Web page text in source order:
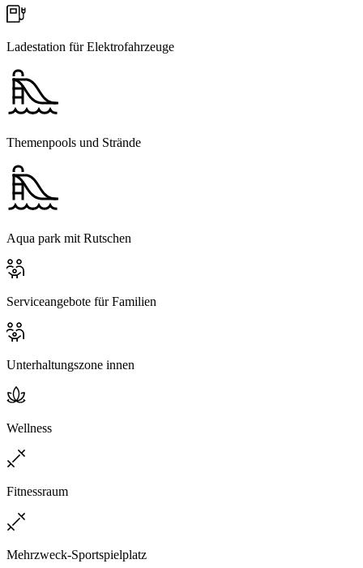
Ladestation für Elektrofahrzeuge
Themenpools und Strände
Aqua park mit Rutschen
Serviceangebote für Familien
Unterhaltungszone innen
Wellness
Fitnessraum
Mehrzweck-Sportspielplatz